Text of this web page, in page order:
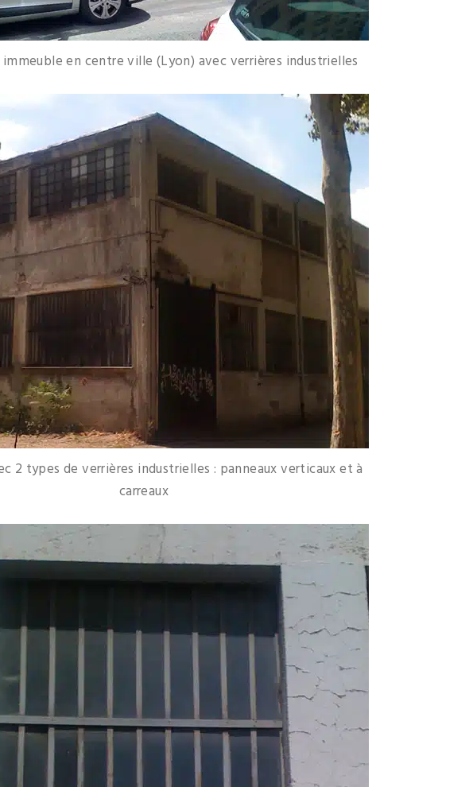
immeuble en centre ville (Lyon) avec verrières industrielles
2 types de verrières industrielles : panneaux verticaux et à
carreaux